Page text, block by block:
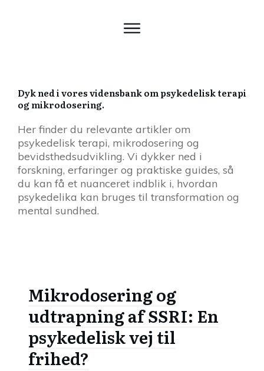
Dyk ned i vores vidensbank om psykedelisk terapi
og mikrodosering.
Her finder du relevante artikler om
psykedelisk terapi, mikrodosering og
bevidsthedsudvikling. Vi dykker ned i
forskning, erfaringer og praktiske guides, så
du kan få et nuanceret indblik i, hvordan
psykedelika kan bruges til transformation og
mental sundhed.
Mikrodosering og
udtrapning af SSRI: En
psykedelisk vej til
frihed?